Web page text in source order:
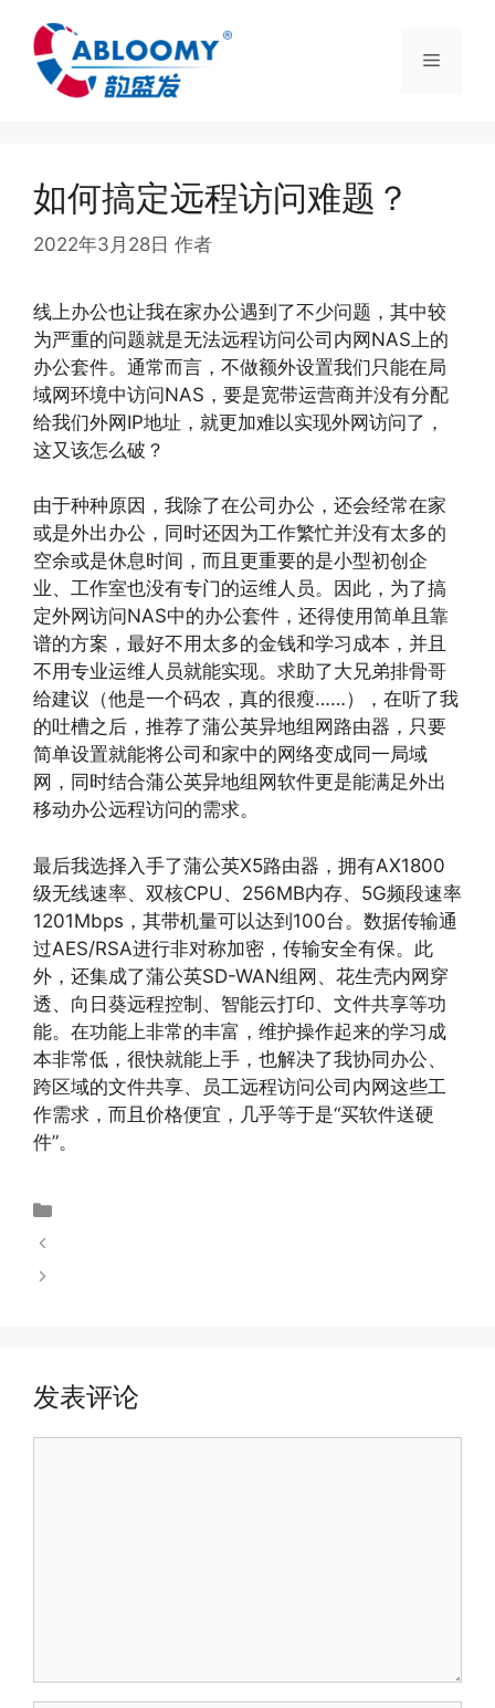
如何搞定远程访问难题？
2022年3月28日 作者
线上办公也让我在家办公遇到了不少问题，其中较
为严重的问题就是无法远程访问公司内网NAS上的
办公套件。通常而言，不做额外设置我们只能在局
域网环境中访问NAS，要是宽带运营商并没有分配
给我们外网IP地址，就更加难以实现外网访问了，
这又该怎么破？
由于种种原因，我除了在公司办公，还会经常在家
或是外出办公，同时还因为工作繁忙并没有太多的
空余或是休息时间，而且更重要的是小型初创企
业、工作室也没有专门的运维人员。 因此，为了搞
定外网访问NAS中的办公套件，还得使用简单且靠
谱的方案，最好不用太多的金钱和学习成本，并且
不用专业运维人员就能实现。求助了大兄弟排骨哥
给建议（他是一个码农，真的很瘦……），在听了我
的吐槽之后，推荐了蒲公英异地组网路由器，只要
简单设置就能将公司和家中的网络变成同一局域
网，同时结合蒲公英异地组网软件更是能满足外出
移动办公远程访问的需求。
最后我选择入手了蒲公英X5路由器，拥有AX1800
级无线速率、双核CPU、256MB内存、5G频段速率
1201Mbps，其带机量可以达到100台。数据传输通
过AES/RSA进行非对称加密，传输安全有保。此
外，还集成了蒲公英SD-WAN组网、花生壳内网穿
透、向日葵远程控制、智能云打印、文件共享等功
能。在功能上非常的丰富，维护操作起来的学习成
本非常低，很快就能上手，也解决了我协同办公、
跨区域的文件共享、员工远程访问公司内网这些工
作需求，而且价格便宜，几乎等于是“买软件送硬
件”。
发表评论